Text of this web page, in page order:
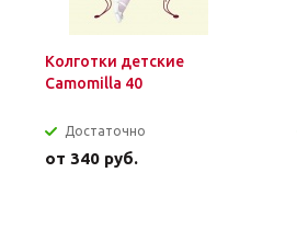
Колготки детские
Camomilla 40
Достаточно
от 340 руб.